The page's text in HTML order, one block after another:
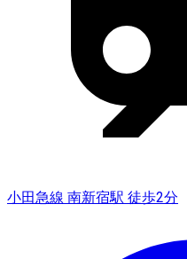
小田急線 南新宿駅 徒歩2分